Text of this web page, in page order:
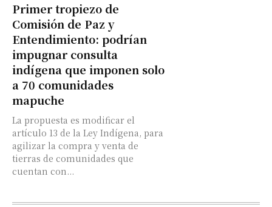
Primer tropiezo de
Comisión de Paz y
Entendimiento: podrían
impugnar consulta
indígena que imponen solo
a 70 comunidades
mapuche
La propuesta es modificar el
artículo 13 de la Ley Indígena, para
agilizar la compra y venta de
tierras de comunidades que
cuentan con...